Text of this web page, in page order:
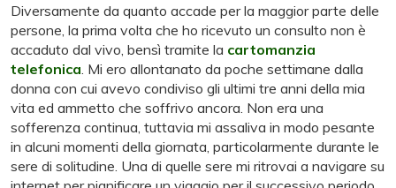
Diversamente da quanto accade per la maggior parte delle
persone, la prima volta che ho ricevuto un consulto non è
accaduto dal vivo, bensì tramite la cartomanzia
telefonica . Mi ero allontanato da poche settimane dalla
donna con cui avevo condiviso gli ultimi tre anni della mia
vita ed ammetto che soffrivo ancora. Non era una
sofferenza continua, tuttavia mi assaliva in modo pesante
in alcuni momenti della giornata, particolarmente durante le
sere di solitudine. Una di quelle sere mi ritrovai a navigare su